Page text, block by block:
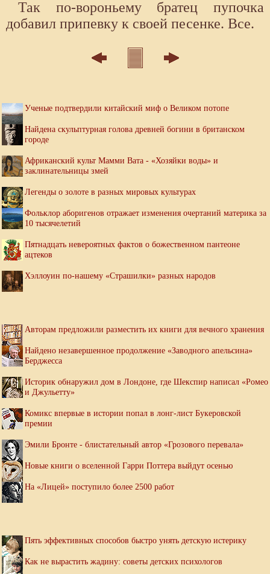
Так по-вороньему братец пупочка
добавил припевку к своей песенке. Все.
Ученые подтвердили китайский миф о Великом потопе
Найдена скульптурная голова древней богини в британском
городе
Африканский культ Мамми Вата - «Хозяйки воды» и
заклинательницы змей
Легенды о золоте в разных мировых культурах
Фольклор аборигенов отражает изменения очертаний материка за
10 тысячелетий
Пятнадцать невероятных фактов о божественном пантеоне
ацтеков
Хэллоуин по-нашему «Страшилки» разных народов
Авторам предложили разместить их книги для вечного хранения
Найдено незавершенное продолжение «Заводного апельсина»
Берджесса
Историк обнаружил дом в Лондоне, где Шекспир написал «Ромео
и Джульетту»
Комикс впервые в истории попал в лонг-лист Букеровской
премии
Эмили Бронте - блистательный автор «Грозового перевала»
Новые книги о вселенной Гарри Поттера выйдут осенью
На «Лицей» поступило более 2500 работ
Пять эффективных способов быстро унять детскую истерику
Как не вырастить жадину: советы детских психологов